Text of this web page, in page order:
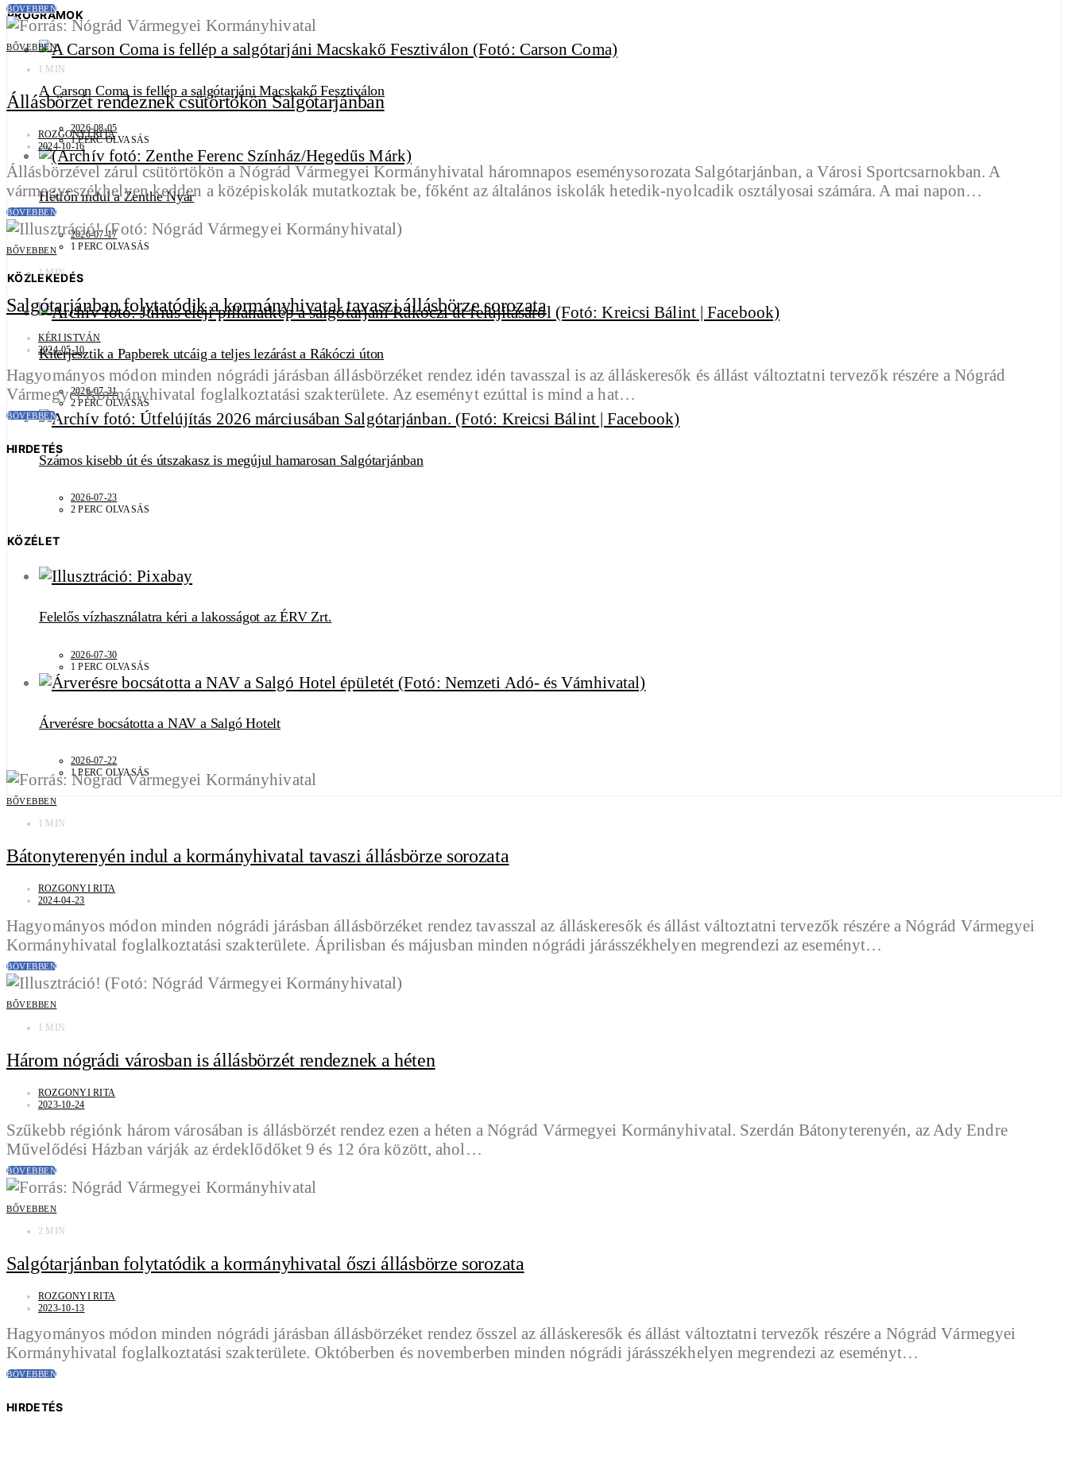
PROGRAMOK
A Carson Coma is fellép a salgótarjáni Macskakő Fesztiválon
2026-08-05
1 PERC OLVASÁS
Hétfőn indul a Zenthe Nyár
2026-07-17
1 PERC OLVASÁS
KÖZLEKEDÉS
Kiterjesztik a Papberek utcáig a teljes lezárást a Rákóczi úton
2026-07-31
2 PERC OLVASÁS
Számos kisebb út és útszakasz is megújul hamarosan Salgótarjánban
2026-07-23
2 PERC OLVASÁS
KÖZÉLET
Felelős vízhasználatra kéri a lakosságot az ÉRV Zrt.
2026-07-30
1 PERC OLVASÁS
Árverésre bocsátotta a NAV a Salgó Hotelt
2026-07-22
1 PERC OLVASÁS
BŐVEBBEN
BŐVEBBEN
1 MIN
Állásbörzét rendeznek csütörtökön Salgótarjánban
ROZGONYI RITA
2024-10-16
Állásbörzével zárul csütörtökön a Nógrád Vármegyei Kormányhivatal háromnapos eseménysorozata Salgótarjánban, a Városi Sportcsarnokban. A
vármegyeszékhelyen kedden a középiskolák mutatkoztak be, főként az általános iskolák hetedik-nyolcadik osztályosai számára. A mai napon…
BŐVEBBEN
BŐVEBBEN
1 MIN
Salgótarjánban folytatódik a kormányhivatal tavaszi állásbörze sorozata
KÉRI ISTVÁN
2024-05-10
Hagyományos módon minden nógrádi járásban állásbörzéket rendez idén tavasszal is az álláskeresők és állást változtatni tervezők részére a Nógrád
Vármegyei Kormányhivatal foglalkoztatási szakterülete. Az eseményt ezúttal is mind a hat…
BŐVEBBEN
HIRDETÉS
BŐVEBBEN
1 MIN
Bátonyterenyén indul a kormányhivatal tavaszi állásbörze sorozata
ROZGONYI RITA
2024-04-23
Hagyományos módon minden nógrádi járásban állásbörzéket rendez tavasszal az álláskeresők és állást változtatni tervezők részére a Nógrád Vármegyei
Kormányhivatal foglalkoztatási szakterülete. Áprilisban és májusban minden nógrádi járásszékhelyen megrendezi az eseményt…
BŐVEBBEN
BŐVEBBEN
1 MIN
Három nógrádi városban is állásbörzét rendeznek a héten
ROZGONYI RITA
2023-10-24
Szűkebb régiónk három városában is állásbörzét rendez ezen a héten a Nógrád Vármegyei Kormányhivatal. Szerdán Bátonyterenyén, az Ady Endre
Művelődési Házban várják az érdeklődőket 9 és 12 óra között, ahol…
BŐVEBBEN
BŐVEBBEN
2 MIN
Salgótarjánban folytatódik a kormányhivatal őszi állásbörze sorozata
ROZGONYI RITA
2023-10-13
Hagyományos módon minden nógrádi járásban állásbörzéket rendez ősszel az álláskeresők és állást változtatni tervezők részére a Nógrád Vármegyei
Kormányhivatal foglalkoztatási szakterülete. Októberben és novemberben minden nógrádi járásszékhelyen megrendezi az eseményt…
BŐVEBBEN
HIRDETÉS